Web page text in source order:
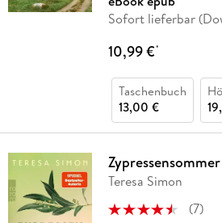
Sofort lieferbar
10,99 €*
Taschenbuch
13,00 €
Zypressensommer
Teresa Simon
(7)